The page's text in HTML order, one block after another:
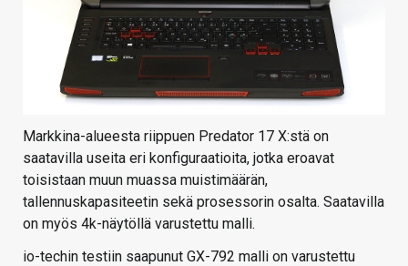
Markkina-alueesta riippuen Predator 17 X:stä on
saatavilla useita eri konfiguraatioita, jotka eroavat
toisistaan muun muassa muistimäärän,
tallennuskapasiteetin sekä prosessorin osalta. Saatavilla
on myös 4k-näytöllä varustettu malli.
io-techin testiin saapunut GX-792 malli on varustettu